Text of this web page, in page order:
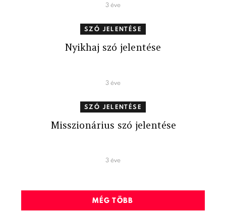
3 éve
SZÓ JELENTÉSE
Nyikhaj szó jelentése
3 éve
SZÓ JELENTÉSE
Misszionárius szó jelentése
3 éve
MÉG TÖBB